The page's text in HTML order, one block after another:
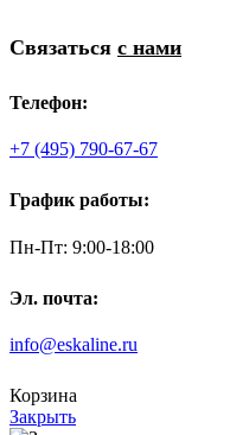
Связаться с нами
Телефон:
+7 (495) 790-67-67
График работы:
Пн-Пт: 9:00-18:00
Эл. почта:
info@eskaline.ru
Корзина
Закрыть